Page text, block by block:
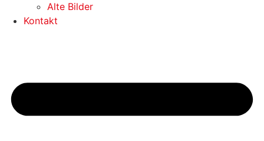
Alte Bilder
Kontakt